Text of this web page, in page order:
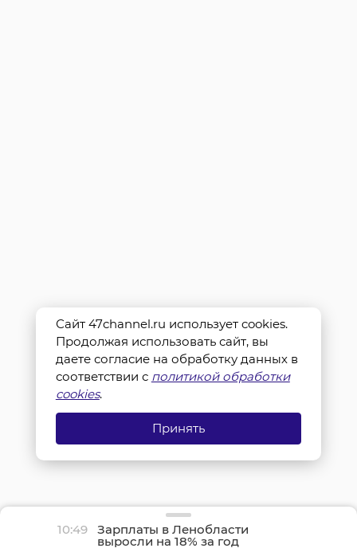
10:49 Зарплаты в Ленобласти
выросли на 18% за год
Сайт 47channel.ru использует cookies.
Продолжая использовать сайт, вы
даете согласие на обработку данных в
соответствии с политикой обработки
cookies.
Принять